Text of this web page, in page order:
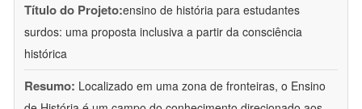
Título do Projeto:ensino de história para estudantes
surdos: uma proposta inclusiva a partir da consciência
histórica
Resumo: Localizado em uma zona de fronteiras, o Ensino